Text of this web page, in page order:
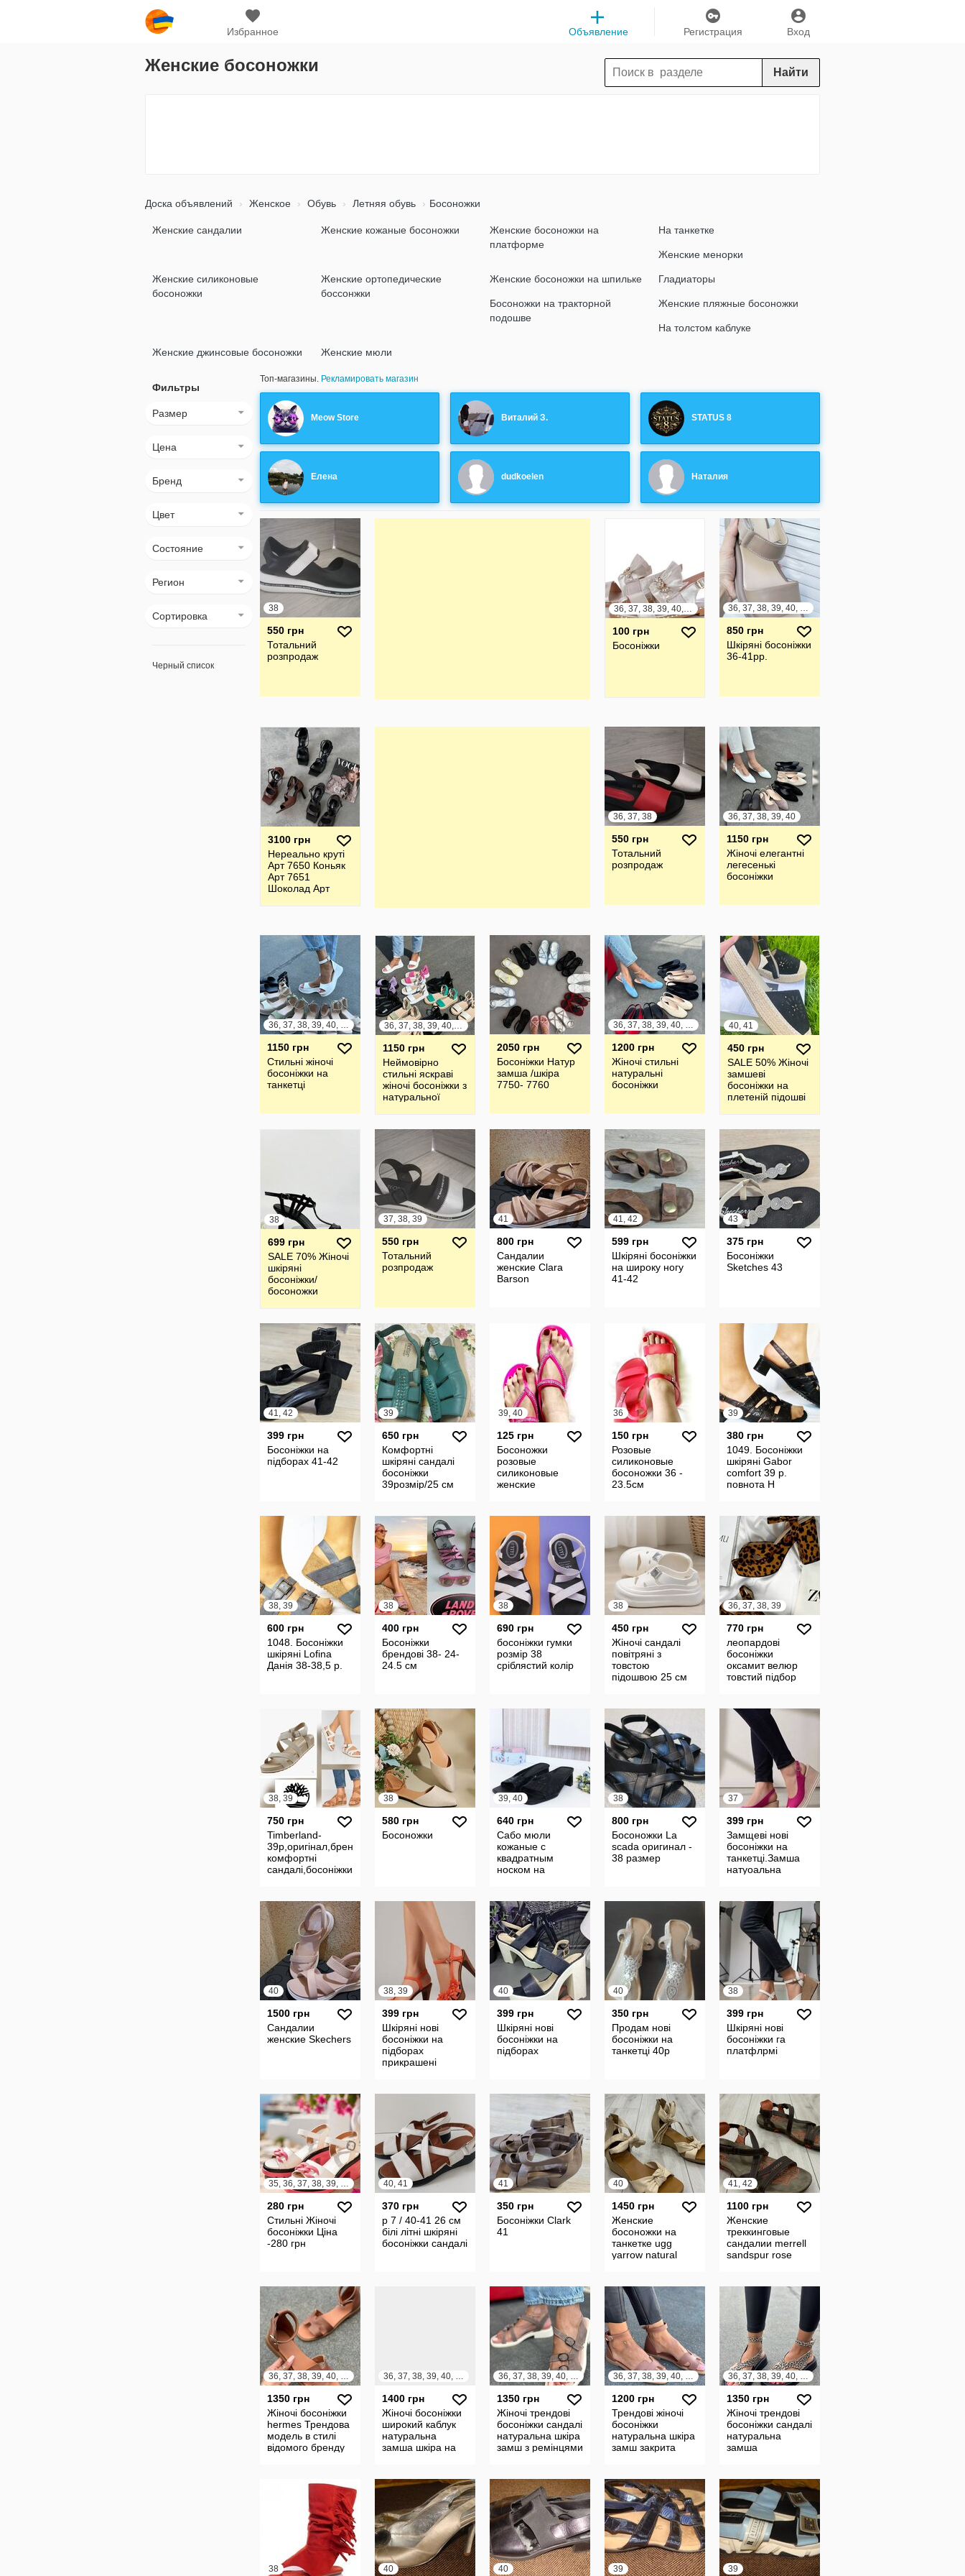
Избранное Вход
Регистрация
Объявление
Женские босоножки Найти
Доска объявлений Женское Обувь Летняя обувь Босоножки
Женские сандалии Женские кожаные босоножки
Женские босоножки на
платформе
На танкетке
Женские менорки
Женские силиконовые
босоножки
Женские ортопедические
боссонжки
Женские босоножки на шпильке Гладиаторы
Босоножки на тракторной
подошве
Женские пляжные босоножки
На толстом каблуке
Женские джинсовые босоножки Женские мюли
Фильтры
Размер
Цена
Бренд
Цвет
Состояние
Регион
Сортировка
Черный список
Топ-магазины. Рекламировать магазин
Meow Store Виталий З. STATUS 8
Елена dudkoelen Наталия
38
550 грн
Тотальний
розпродаж
36, 37, 38, 39, 40, 41
100 грн
Босоніжки
36, 37, 38, 39, 40, 41
850 грн
Шкіряні босоніжки
36-41рр.
3100 грн
Нереально круті
Арт 7650 Коньяк
Арт 7651
Шоколад Арт
36, 37, 38
550 грн
Тотальний
розпродаж
36, 37, 38, 39, 40
1150 грн
Жіночі елегантні
легесенькі
босоніжки
36, 37, 38, 39, 40, 41
1150 грн
Стильні жіночі
босоніжки на
танкетці
36, 37, 38, 39, 40, 41
1150 грн
Неймовірно
стильні яскраві
жіночі босоніжки з
натуральної
2050 грн
Босоніжки Натур
замша /шкіра
7750- 7760
36, 37, 38, 39, 40, 41
1200 грн
Жіночі стильні
натуральні
босоніжки
40, 41
450 грн
SALE 50% Жіночі
замшеві
босоніжки на
плетеній підошві
38
699 грн
SALE 70% Жіночі
шкіряні
босоніжки/
босоножки
37, 38, 39
550 грн
Тотальний
розпродаж
41
800 грн
Сандалии
женские Clara
Barson
41, 42
599 грн
Шкіряні босоніжки
на широку ногу
41-42
43
375 грн
Босоніжки
Sketches 43
41, 42
399 грн
Босоніжки на
підборах 41-42
39
650 грн
Комфортні
шкіряні сандалі
босоніжки
39розмір/25 см
39, 40
125 грн
Босоножки
розовые
силиконовые
женские
36
150 грн
Розовые
силиконовые
босоножки 36 -
23.5см
39
380 грн
1049. Босоніжки
шкіряні Gabor
comfort 39 р.
повнота Н
38, 39
600 грн
1048. Босоніжки
шкіряні Lofina
Данія 38-38,5 р.
38
400 грн
Босоніжки
брендові 38- 24-
24.5 см
38
690 грн
босоніжки гумки
розмір 38
сріблястий колір
38
450 грн
Жіночі сандалі
повітряні з
товстою
підошвою 25 см
36, 37, 38, 39
770 грн
леопардові
босоніжки
оксамит велюр
товстий підбор
38, 39
750 грн
Timberland-
39p,оригінал,брендові
комфортні
сандалі,босоніжки
38
580 грн
Босоножки
39, 40
640 грн
Сабо мюли
кожаные с
квадратным
носком на
38
800 грн
Босоножки La
scada оригинал -
38 размер
37
399 грн
Замщеві нові
босоніжки на
танкетці.Замша
натуоальна
40
1500 грн
Сандалии
женские Skechers
38, 39
399 грн
Шкіряні нові
босоніжки на
підборах
прикрашені
40
399 грн
Шкіряні нові
босоніжки на
підборах
40
350 грн
Продам нові
босоніжки на
танкетці 40р
38
399 грн
Шкіряні нові
босоніжки га
платфлрмі
35, 36, 37, 38, 39, 40, 41
280 грн
Стильні Жіночі
босоніжки Ціна
-280 грн
40, 41
370 грн
р 7 / 40-41 26 см
білі літні шкіряні
босоніжки сандалі
41
350 грн
Босоніжки Clark
41
40
1450 грн
Женские
босоножки на
танкетке ugg
yarrow natural
41, 42
1100 грн
Женские
треккинговые
сандалии merrell
sandspur rose
36, 37, 38, 39, 40, 41
1350 грн
Жіночі босоніжки
hermes Трендова
модель в стилі
відомого бренду
36, 37, 38, 39, 40, 41
1400 грн
Жіночі босоніжки
широкий каблук
натуральна
замша шкіра на
36, 37, 38, 39, 40, 41
1350 грн
Жіночі трендові
босоніжки сандалі
натуральна шкіра
замш з ремінцями
36, 37, 38, 39, 40, 41
1200 грн
Трендові жіночі
босоніжки
натуральна шкіра
замш закрита
36, 37, 38, 39, 40, 41
1350 грн
Жіночі трендові
босоніжки сандалі
натуральна
замша
38 40 40 39 39